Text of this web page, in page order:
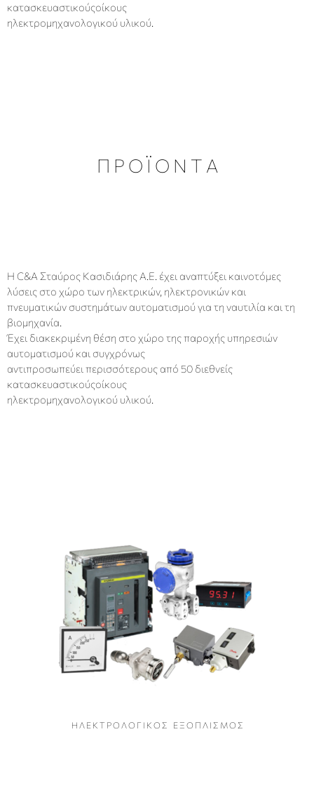
κατασκευαστικούςοίκους
ηλεκτρομηχανολογικού υλικού.
Π Ρ Ο Ϊ Ο Ν Τ Α
Η C&A Σταύρος Κασιδιάρης Α.Ε. έχει αναπτύξει καινοτόμες
λύσεις στο χώρο των ηλεκτρικών, ηλεκτρονικών και
πνευματικών συστημάτων αυτοματισμού για τη ναυτιλία και τη
βιομηχανία.
Έχει διακεκριμένη θέση στο χώρο της παροχής υπηρεσιών
αυτοματισμού και συγχρόνως
αντιπροσωπεύει περισσότερους από 50 διεθνείς
κατασκευαστικούςοίκους
ηλεκτρομηχανολογικού υλικού.
Η Λ Ε Κ Τ Ρ Ο Λ Ο Γ Ι Κ Ο Σ Ε Ξ Ο Π Λ Ι Σ Μ Ο Σ